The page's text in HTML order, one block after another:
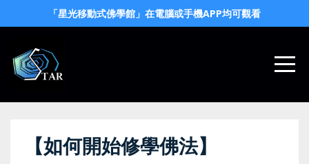
「星光移動式佛學館」在電腦或手機APP均可觀看
【如何開始修學佛法】